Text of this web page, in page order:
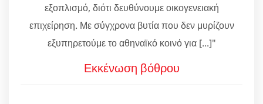
εξοπλισμό, διότι δευθύνουμε οικογενειακή
επιχείρηση. Με σύγχρονα βυτία που δεν μυρίζουν
εξυπηρετούμε το αθηναϊκό κοινό για [...]"
Εκκένωση βόθρου